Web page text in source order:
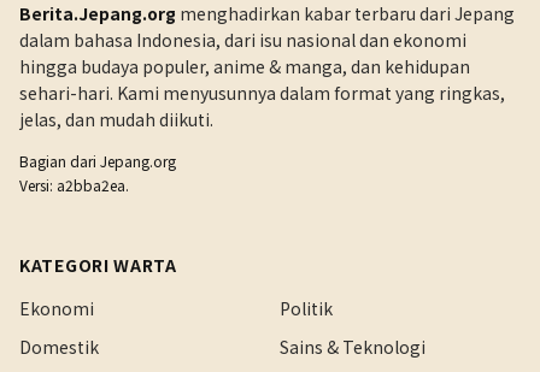
Berita.Jepang.org menghadirkan kabar terbaru dari Jepang
dalam bahasa Indonesia, dari isu nasional dan ekonomi
hingga budaya populer, anime & manga, dan kehidupan
sehari-hari. Kami menyusunnya dalam format yang ringkas,
jelas, dan mudah diikuti.
Bagian dari Jepang.org
Versi: a2bba2ea.
KATEGORI WARTA
Ekonomi
Politik
Domestik
Sains & Teknologi